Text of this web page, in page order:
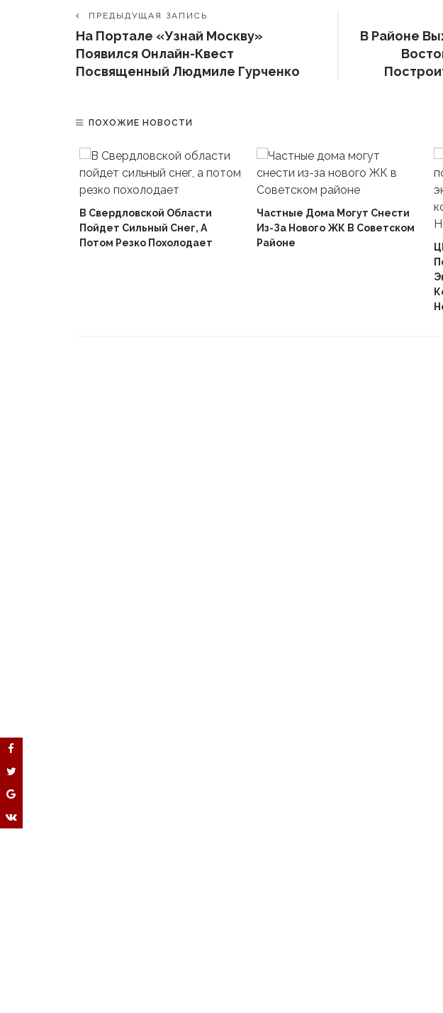
ПРЕДЫДУЩАЯ ЗАПИСЬ
На Портале «Узнай Москву»
Появился Онлайн-Квест
Посвященный Людмиле Гурченко
В Районе
ПОХОЖИЕ НОВОСТИ
В Свердловской Области
Пойдет Сильный Снег, А
Потом Резко Похолодает
Частные Дома Могут Снести
Из-За Нового ЖК В Советском
Районе